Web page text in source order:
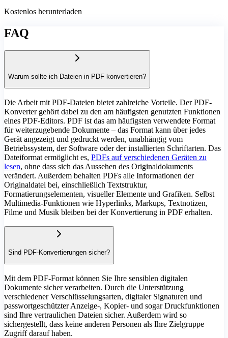
Kostenlos herunterladen
FAQ
Warum sollte ich Dateien in PDF konvertieren?
Die Arbeit mit PDF-Dateien bietet zahlreiche Vorteile. Der PDF-
Konverter gehört dabei zu den am häufigsten genutzten Funktionen
eines PDF-Editors. PDF ist das am häufigsten verwendete Format
für weiterzugebende Dokumente – das Format kann über jedes
Gerät angezeigt und gedruckt werden, unabhängig vom
Betriebssystem, der Software oder der installierten Schriftarten. Das
Dateiformat ermöglicht es, PDFs auf verschiedenen Geräten zu
lesen, ohne dass sich das Aussehen des Originaldokuments
verändert. Außerdem behalten PDFs alle Informationen der
Originaldatei bei, einschließlich Textstruktur,
Formatierungselementen, visueller Elemente und Grafiken. Selbst
Multimedia-Funktionen wie Hyperlinks, Markups, Textnotizen,
Filme und Musik bleiben bei der Konvertierung in PDF erhalten.
Sind PDF-Konvertierungen sicher?
Mit dem PDF-Format können Sie Ihre sensiblen digitalen
Dokumente sicher verarbeiten. Durch die Unterstützung
verschiedener Verschlüsselungsarten, digitaler Signaturen und
passwortgeschützter Anzeige-, Kopier- und sogar Druckfunktionen
sind Ihre vertraulichen Dateien sicher. Außerdem wird so
sichergestellt, dass keine anderen Personen als Ihre Zielgruppe
Zugriff darauf haben.